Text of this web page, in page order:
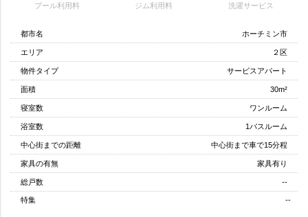
プール利用料 ジム利用料 洗濯サービス
都市名 ホーチミン市
エリア ２区
物件タイプ サービスアパート
面積 30m²
寝室数 ワンルーム
浴室数 1バスルーム
中心街までの距離 中心街まで車で15分程
家具の有無 家具有り
総戸数 --
特集 --